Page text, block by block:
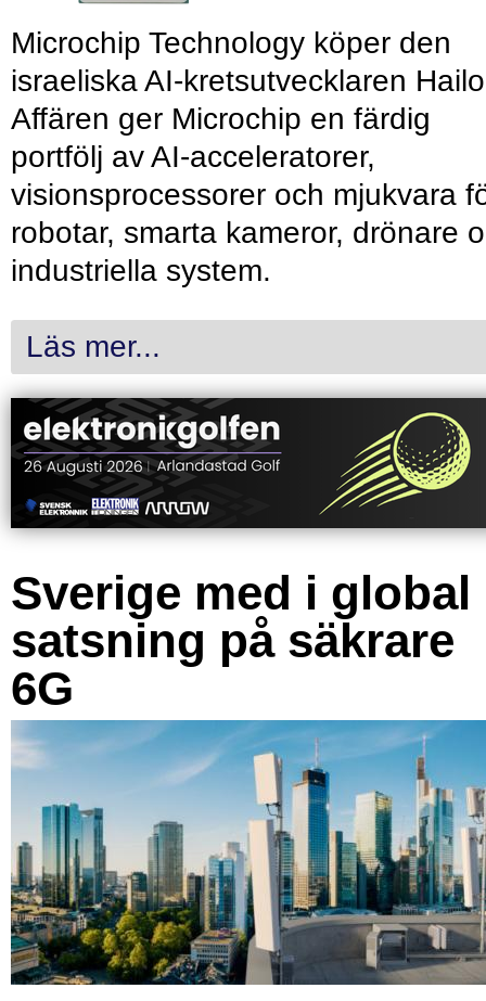
Microchip Technology köper den
israeliska AI-kretsutvecklaren
Affären ger Microchip en färdig
portfölj av AI-acceleratorer,
visionsprocessorer och mjukvara
robotar, smarta kameror, drönare
industriella system.
Läs mer...
Sverige med i global
satsning på säkrare
6G